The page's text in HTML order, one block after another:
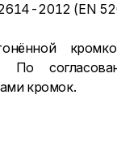
2012 (EN
кромок.